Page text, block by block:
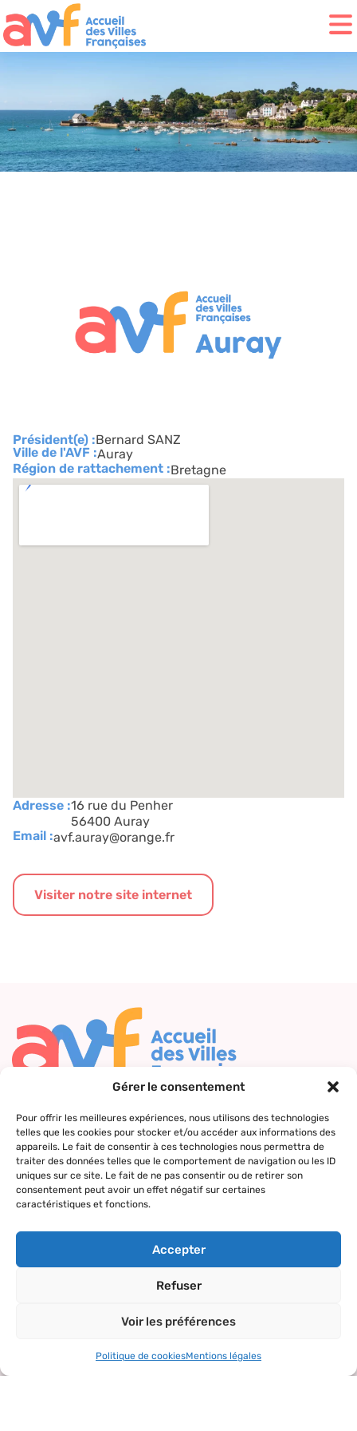
Gérer le consentement
Pour offrir les meilleures expériences, nous utilisons des technologies
telles que les cookies pour stocker et/ou accéder aux informations des
appareils. Le fait de consentir à ces technologies nous permettra de
traiter des données telles que le comportement de navigation ou les ID
uniques sur ce site. Le fait de ne pas consentir ou de retirer son
consentement peut avoir un effet négatif sur certaines
caractéristiques et fonctions.
Accepter
Refuser
Voir les préférences
Politique de cookiesMentions légales
Président(e) :Bernard SANZ
Ville de l'AVF :Auray
Région de rattachement :Bretagne
Adresse :16 rue du Penher
56400 Auray
Email :avf.auray@orange.fr
Visiter notre site internet
Nous contacter
Qui sommes-
nous ?
Nos valeurs
La charte AVF
Nos
Nos actions
Accueil des
nouveaux
arrivants
Activités et
Le réseau
AVF
Répertoire
des AVF
réseau
Suivez-nous